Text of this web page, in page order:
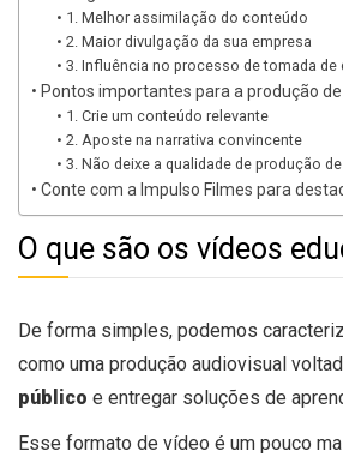
1. Melhor assimilação do conteúdo
2. Maior divulgação da sua empresa
3. Influência no processo de tomada de
Pontos importantes para a produção
1. Crie um conteúdo relevante
2. Aposte na narrativa convincente
3. Não deixe a qualidade de produção
Conte com a Impulso Filmes para
O que são os vídeos
De forma simples, podemos
como uma produção audiovisual
público e entregar soluções de
Esse formato de vídeo é um pouco